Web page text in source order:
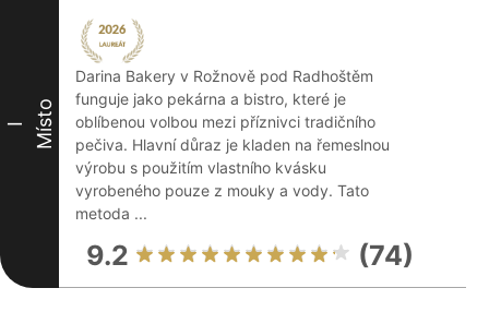
I Místo
Darina Bakery v Rožnově pod Radhoštěm
funguje jako pekárna a bistro, které je
oblíbenou volbou mezi příznivci tradičního
pečiva. Hlavní důraz je kladen na řemeslnou
výrobu s použitím vlastního kvásku
vyrobeného pouze z mouky a vody. Tato
metoda ...
9.2 (74)